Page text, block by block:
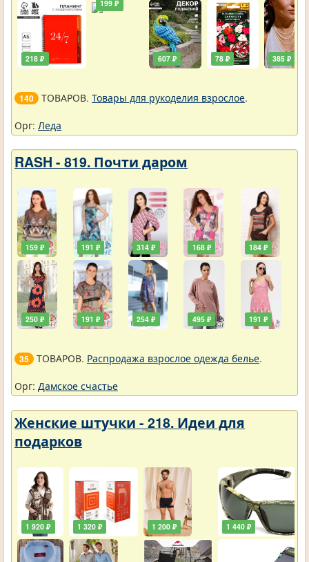
218 ₽
199 ₽
607 ₽ 78 ₽ 385 ₽
140 ТОВАРОВ. Товары для рукоделия взрослое.
Орг: Леда
RASH - 819. Почти даром
159 ₽
250 ₽
191 ₽
191 ₽
314 ₽
254 ₽
168 ₽
495 ₽
184 ₽
191 ₽
35 ТОВАРОВ. Распродажа взрослое одежда белье.
Орг: Дамское счастье
Женские штучки - 218. Идеи для
подарков
1 920 ₽ 1 320 ₽ 1 200 ₽ 1 440 ₽